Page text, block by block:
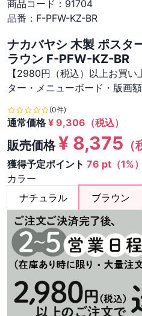
商品コード： 91704
品番： F-PFW-KZ-BR
ナカバヤシ 木製 ポスタ
ラウン F-PFW-KZ-BR
【2980円（税込）以上お買
ター・メニューボード・版画
(0件)
通常価格¥ 9,306 （税込）
販売価格¥ 8,375 （
獲得予定ポイント 76 pt（1%）
カラー
ナチュラル
ブラウン